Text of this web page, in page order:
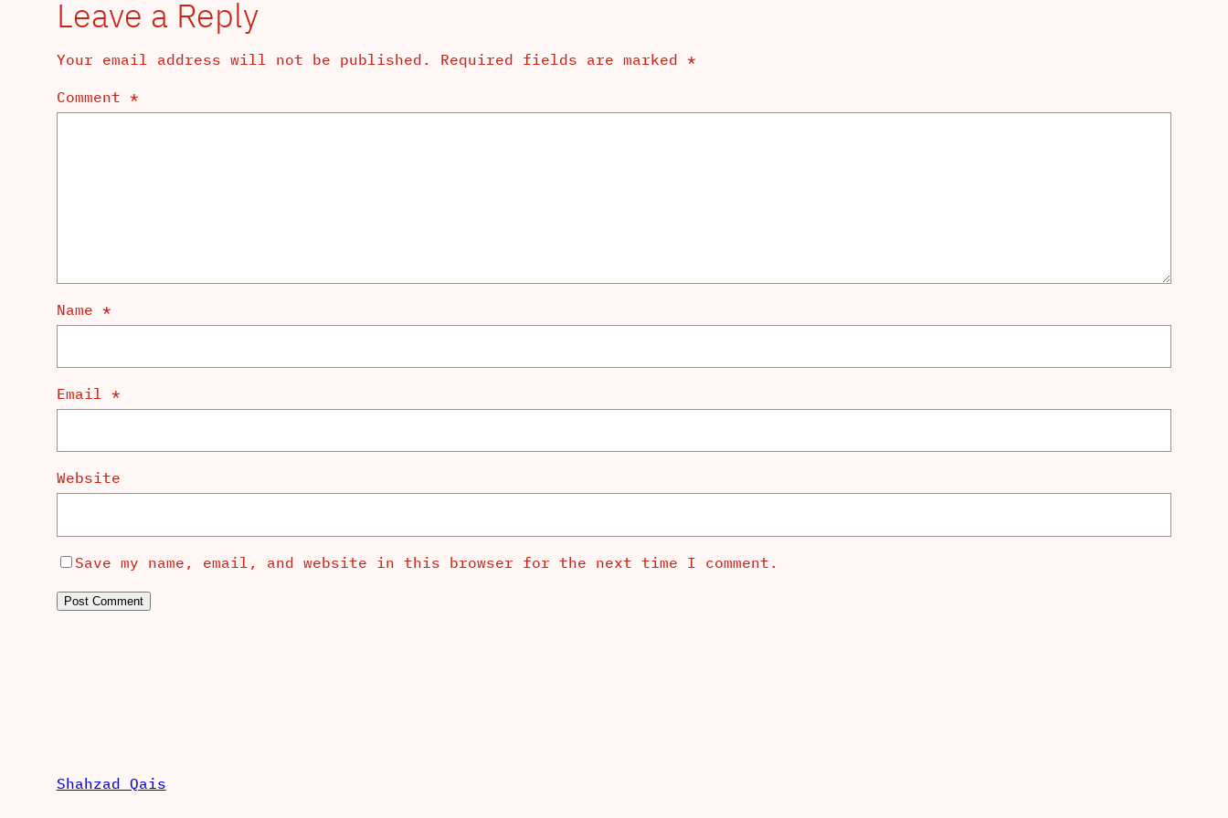
Leave a Reply
Your email address will not be published. Required fields are marked *
Comment *
Name *
Email *
Website
Save my name, email, and website in this browser for the next time I comment.
Shahzad Qais